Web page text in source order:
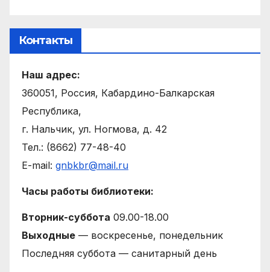
Контакты
Наш адрес:
360051, Россия, Кабардино-Балкарская
Республика,
г. Нальчик, ул. Ногмова, д. 42
Тел.: (8662) 77-48-40
E-mail: gnbkbr@mail.ru
Часы работы библиотеки:
Вторник-суббота 09.00-18.00
Выходные — воскресенье, понедельник
Последняя суббота — санитарный день